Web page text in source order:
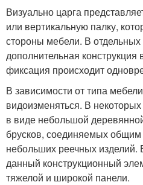
Визуально царга
или вертикальную палку,
стороны мебели. В отдельных
дополнительная конструкция
фиксация происходит
В зависимости от типа
видоизменяться. В
в виде небольшой
брусков, соединяемых
небольших реечных изделий.
данный конструкционный
тяжелой и широкой панели.